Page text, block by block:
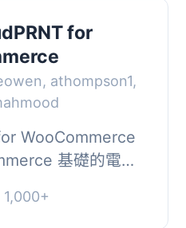
for
athompson1,
WooCommerce
基礎的電子
戶下單時便可自動
快速建立遠程訂
1,000+